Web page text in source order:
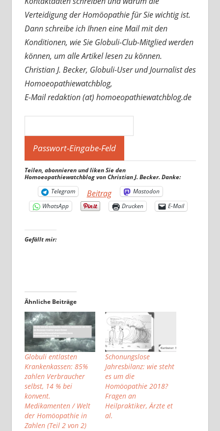
Verteidigung der Homöopathie für Sie wichtig ist.
Dann schreibe ich Ihnen eine Mail mit den
Konditionen, wie Sie Globuli-Club-Mitglied werden
können, um alle Artikel lesen zu können.
Christian J. Becker, Globuli-User und Journalist des
Homoeopathiewatchblog,
E-Mail redaktion (at) homoeopathiewatchblog.de
Teilen, abonnieren und liken Sie den
Homoeopathiewatchblog von Christian J. Becker. Danke:
Telegram
Beitrag
Mastodon
WhatsApp
Drucken E-Mail
Gefällt mir:
Ähnliche Beiträge
Globuli entlasten
Krankenkassen: 85%
zahlen Verbraucher
selbst, 14 % bei
konvent.
Medikamenten / Welt
der Homöopathie in
Zahlen (Teil 2 von 2)
Schonungslose
Jahresbilanz: wie steht
es um die
Homöopathie 2018?
Fragen an
Heilpraktiker, Ärzte et
al.